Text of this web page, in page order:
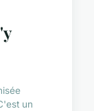
un